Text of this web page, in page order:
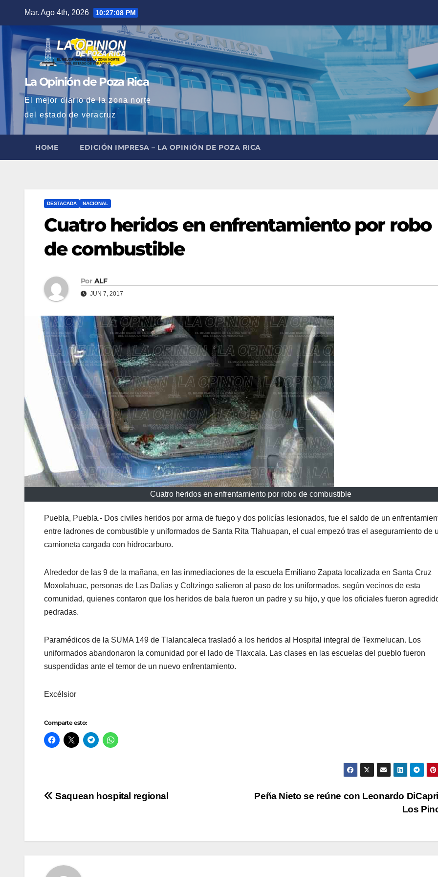
contenido
Mar. Ago 4th, 2026 10:27:09 PM
La Opinión de Poza Rica
El mejor diario de la zona norte
del estado de veracruz
HOME EDICIÓN IMPRESA – LA OPINIÓN DE POZA RICA
DESTACADA NACIONAL
Cuatro heridos en enfrentamiento por robo
de combustible
Por ALF
JUN 7, 2017
Cuatro heridos en enfrentamiento por robo de combustible
Puebla, Puebla.- Dos civiles heridos por arma de fuego y dos policías lesionados, fue el saldo de un
entre ladrones de combustible y uniformados de Santa Rita Tlahuapan, el cual empezó tras el aseguramiento de
camioneta cargada con hidrocarburo.
Alrededor de las 9 de la mañana, en las inmediaciones de la escuela Emiliano Zapata localizada en Santa Cruz
Moxolahuac, personas de Las Dalias y Coltzingo salieron al paso de los uniformados, según vecinos de esta
comunidad, quienes contaron que los heridos de bala fueron un padre y su hijo, y que los oficiales fueron
pedradas.
Paramédicos de la SUMA 149 de Tlalancaleca trasladó a los heridos al Hospital integral de Texmelucan. Los
uniformados abandonaron la comunidad por el lado de Tlaxcala. Las clases en las escuelas del pueblo fueron
suspendidas ante el temor de un nuevo enfrentamiento.
Excélsior
Comparte esto:
Navegación
entradas
Peña Nieto se reúne con Leonardo
Los
Saquean hospital regional